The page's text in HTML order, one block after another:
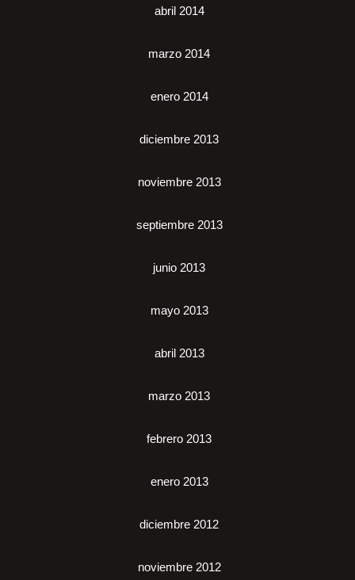
abril 2014
marzo 2014
enero 2014
diciembre 2013
noviembre 2013
septiembre 2013
junio 2013
mayo 2013
abril 2013
marzo 2013
febrero 2013
enero 2013
diciembre 2012
noviembre 2012